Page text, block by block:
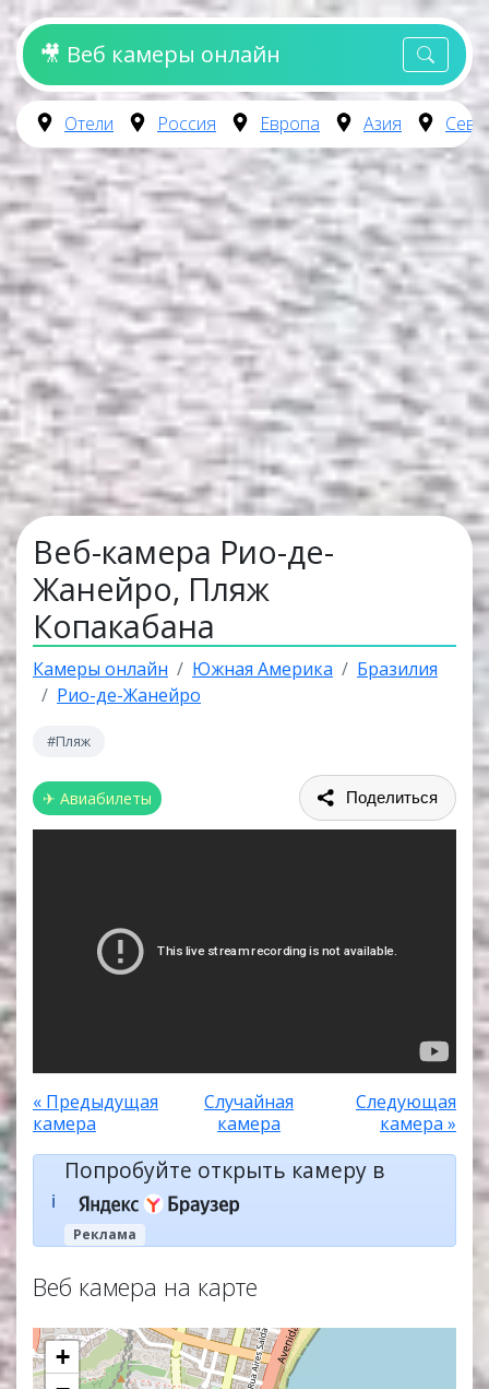
🎥 Веб камеры онлайн
Отели Россия Европа Азия
Веб-камера Рио-де-
Жанейро, Пляж
Копакабана
Камеры онлайн Южная Америка
Бразилия
Рио-де-Жанейро
#Пляж
✈ Авиабилеты Поделиться
« Предыдущая
камера
Случайная
камера
Следующая
камера »
ℹ️
Попробуйте открыть камеру в
Реклама
Веб камера на карте
+